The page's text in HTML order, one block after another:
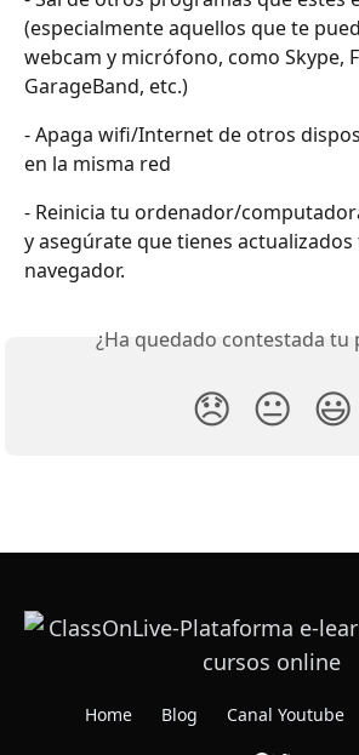
(especialmente aquellos que te
webcam y micrófono, como Skype,
GarageBand, etc.)
- Apaga wifi/Internet de otros
en la misma red
- Reinicia tu ordenador/
y asegúrate que tienes
navegador.
¿Ha quedado contestada tu
😞 😐 😃
Home Blog Canal Youtube